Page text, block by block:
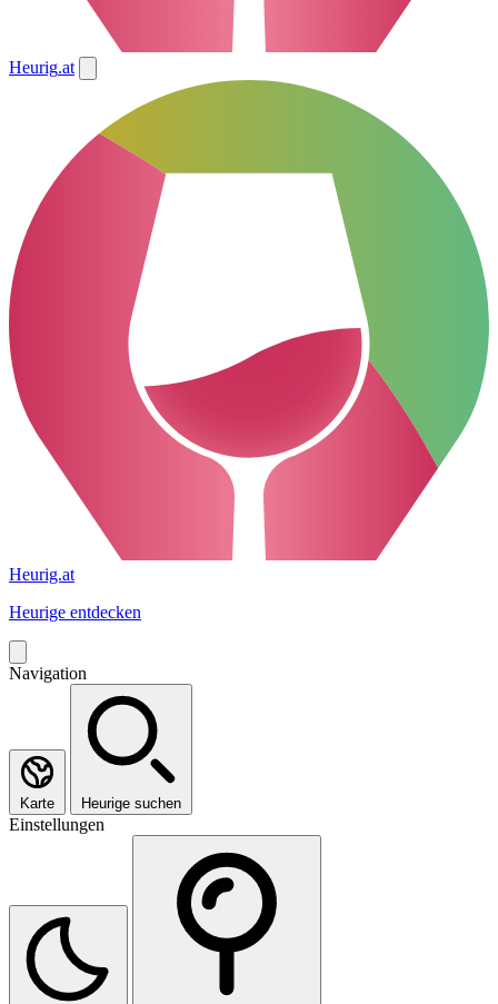
Heurig.at
Heurig.at
Heurige entdecken
Navigation
Karte Heurige suchen
Einstellungen